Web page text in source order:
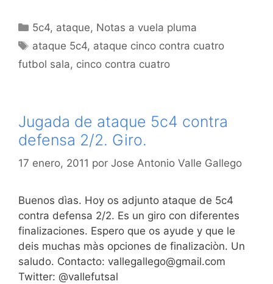
Categorías
5c4, ataque, Notas a vuela pluma
Etiquetas
ataque 5c4, ataque cinco contra cuatro
futbol sala, cinco contra cuatro
Jugada de ataque 5c4 contra
defensa 2/2. Giro.
17 enero, 2011 por Jose Antonio Valle Gallego
Buenos dìas. Hoy os adjunto ataque de 5c4
contra defensa 2/2. Es un giro con diferentes
finalizaciones. Espero que os ayude y que le
deis muchas màs opciones de finalizaciòn. Un
saludo. Contacto: vallegallego@gmail.com
Twitter: @vallefutsal